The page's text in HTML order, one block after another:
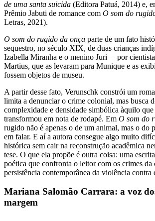
de uma santa suicida (Editora Patuá, 2014) e,
Prêmio Jabuti de romance com O som do
Letras, 2021).
O som do rugido da onça parte de um fato
sequestro, no século XIX, de duas crianças
Izabella Miranha e o menino Juri— por
Martius, que as levaram para Munique e as
fossem objetos de museu.
A partir desse fato, Verunschk constrói um
limita a denunciar o crime colonial, mas busca
complexidade e densidade simbólica àquilo
transformou em nota de rodapé. Em O som do
rugido não é apenas o de um animal, mas o do
em falar. E aí a autora consegue algo muito
histórica sem cair na reconstrução acadêmica
tese. O que ela propõe é outra coisa: uma
poética que confronta o leitor com os crimes da
persistência contemporânea da violência
Mariana Salomão Carrara: a voz
margem